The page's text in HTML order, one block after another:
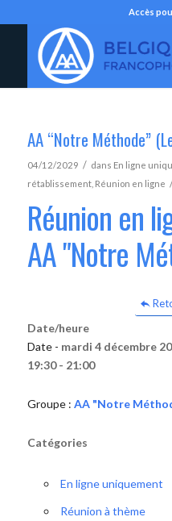
Accès
AA “Notre Méthode”
04/12/2029 / dans En ligne
rétablissement, Réunion en ligne
Réunion en
AA "Notre
Date/heure
Date - mardi 4 décembre
19:30 - 21:00
Groupe : AA "Notre
Catégories
En ligne uniquement
Réunion à thème